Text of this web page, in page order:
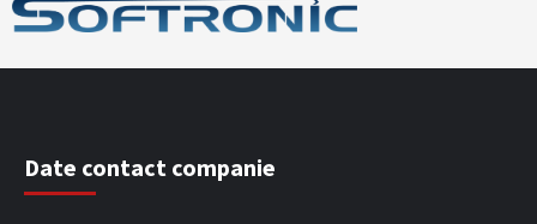
Date contact companie